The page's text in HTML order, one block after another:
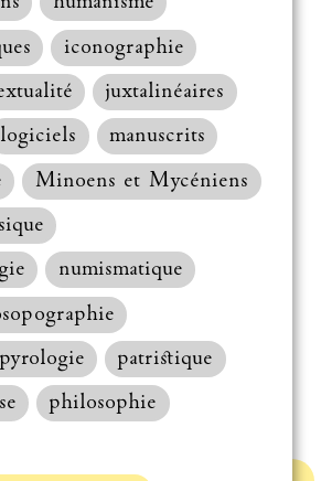
iconographie
juxtalinéaires
logiciels
manuscrits
Minoens et Mycéniens
numismatique
patristique
philosophie